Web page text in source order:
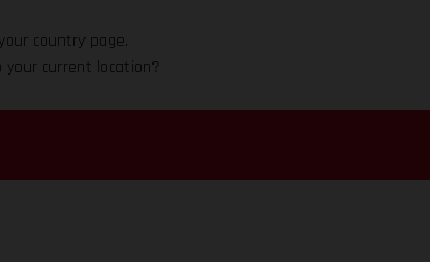
country page.
current location?